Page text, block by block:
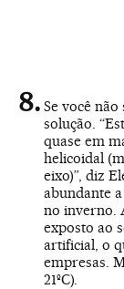
Se você
solução.
quase em
helicoidal
eixo)”, diz
abundante
no inverno.
exposto ao
artificial, o
empresas.
21ºC).